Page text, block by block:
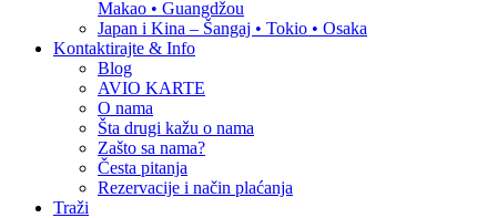
Makao • Guangdžou
Japan i Kina – Šangaj • Tokio • Osaka
Kontaktirajte & Info
Blog
AVIO KARTE
O nama
Šta drugi kažu o nama
Zašto sa nama?
Česta pitanja
Rezervacije i način plaćanja
Traži